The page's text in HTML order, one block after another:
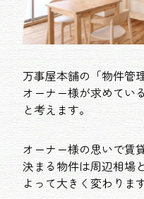
万事屋本舗の「物件管
オーナー様が求めてい
と考えます。
オーナー様の思いで賃
決まる物件は周辺相場
よって大きく変わります